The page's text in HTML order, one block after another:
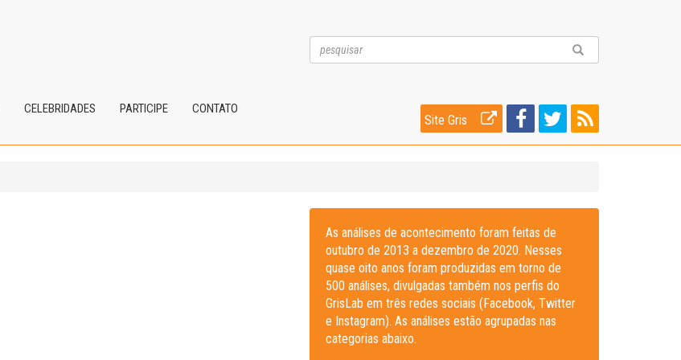
CELEBRIDADES PARTICIPE CONTATO
Site Gris
As análises de acontecimento foram feitas de
outubro de 2013 a dezembro de 2020. Nesses
quase oito anos foram produzidas em torno de
500 análises, divulgadas também nos perfis do
GrisLab em três redes sociais (Facebook, Twitter
e Instagram). As análises estão agrupadas nas
categorias abaixo.